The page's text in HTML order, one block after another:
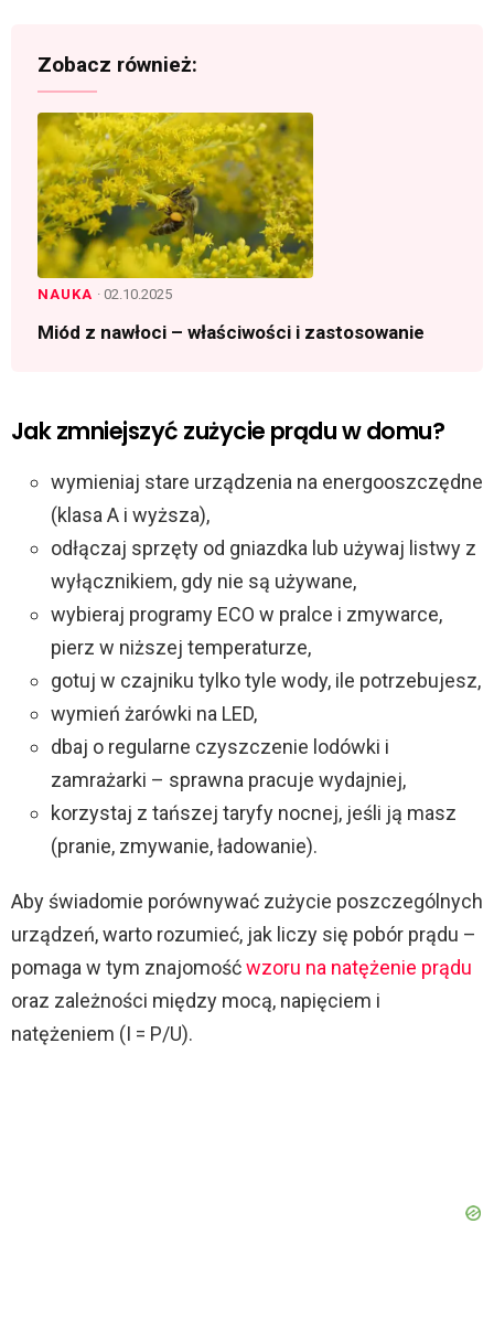
Zobacz również:
NAUKA · 02.10.2025
Miód z nawłoci – właściwości i zastosowanie
Jak zmniejszyć zużycie prądu w domu?
wymieniaj stare urządzenia na energooszczędne
(klasa A i wyższa),
odłączaj sprzęty od gniazdka lub używaj listwy z
wyłącznikiem, gdy nie są używane,
wybieraj programy ECO w pralce i zmywarce,
pierz w niższej temperaturze,
gotuj w czajniku tylko tyle wody, ile potrzebujesz,
wymień żarówki na LED,
dbaj o regularne czyszczenie lodówki i
zamrażarki – sprawna pracuje wydajniej,
korzystaj z tańszej taryfy nocnej, jeśli ją masz
(pranie, zmywanie, ładowanie).
Aby świadomie porównywać zużycie poszczególnych
urządzeń, warto rozumieć, jak liczy się pobór prądu –
pomaga w tym znajomośćwzoru na natężenie prądu
oraz zależności między mocą, napięciem i
natężeniem (I = P/U).